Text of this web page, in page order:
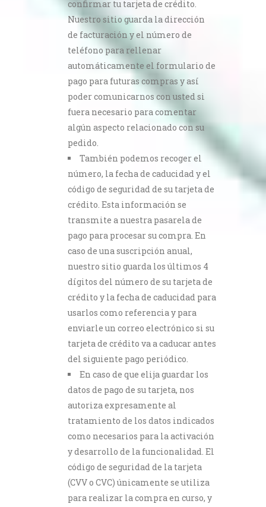
confirmar tu tarjeta de crédito.
Nuestro sitio guarda la dirección
de facturación y el número de
teléfono para rellenar
automáticamente el formulario de
pago para futuras compras y así
poder comunicarnos con usted si
fuera necesario para comentar
algún aspecto relacionado con su
pedido.
También podemos recoger el
número, la fecha de caducidad y el
código de seguridad de su tarjeta de
crédito. Esta información se
transmite a nuestra pasarela de
pago para procesar su compra. En
caso de una suscripción anual,
nuestro sitio guarda los últimos 4
dígitos del número de su tarjeta de
crédito y la fecha de caducidad para
usarlos como referencia y para
enviarle un correo electrónico si su
tarjeta de crédito va a caducar antes
del siguiente pago periódico.
En caso de que elija guardar los
datos de pago de su tarjeta, nos
autoriza expresamente al
tratamiento de los datos indicados
como necesarios para la activación
y desarrollo de la funcionalidad. El
código de seguridad de la tarjeta
(CVV o CVC) únicamente se utiliza
para realizar la compra en curso, y